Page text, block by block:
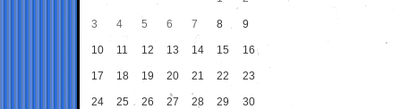
3 4 5 6 7 8 9
10 11 12 13 14 15 16
17 18 19 20 21 22 23
24 25 26 27 28 29 30